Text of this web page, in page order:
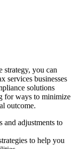
strategy, you can
services businesses
solutions
for ways to minimize
outcome.
and adjustments to
to help you